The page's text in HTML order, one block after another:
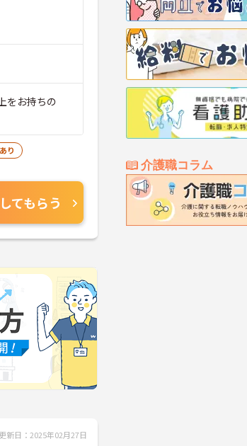
介護職コラム
をお持ちの
り
てもらう
更新日：2025年02月27日